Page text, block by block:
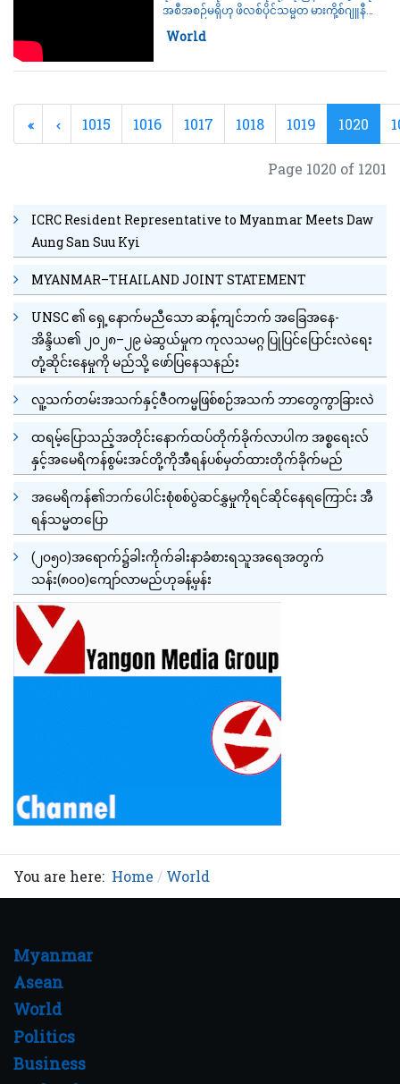
အစီအစဉ်မရှိဟု ဖိလစ်ပိုင်သမ္မတ မားကို့စ်ဂျူနီယာ
ပြော
Category:
World
1015 1016 1017 1018 1019 1020
Page 1020 of 1201
ICRC Resident Representative to Myanmar Meets Daw
Aung San Suu Kyi
MYANMAR–THAILAND JOINT STATEMENT
UNSC ၏ ရှေ့နောက်မညီသော ဆန့်ကျင်ဘက် အခြေအနေ-
အိန္ဒိယ၏ ၂၀၂၈–၂၉ မဲဆွယ်မှုက ကုလသမဂ္ဂ ပြုပြင်ပြောင်းလဲရေး
တုံ့ဆိုင်းနေမှုကို မည်သို့ ဖော်ပြနေသနည်း
လူ့သက်တမ်းအသက်နှင့်ဇီဝကမ္မဖြစ်စဉ်အသက် ဘာတွေကွာခြားလဲ
ထရမ့်ပြောသည့်အတိုင်းနောက်ထပ်တိုက်ခိုက်လာပါက အစ္စရေးလ်
နှင့်အမေရိကန်စွမ်းအင်တို့ကိုအီရန်ပစ်မှတ်ထားတိုက်ခိုက်မည်
အမေရိကန်၏ဘက်ပေါင်းစုံစစ်ပွဲဆင်နွှမှုကိုရင်ဆိုင်နေရကြောင်း အီ
ရန်သမ္မတပြော
(၂၀၅၀)အရောက်၌ခါးကိုက်ခါးနာခံစားရသူအရေအတွက်
သန်း(၈၀၀)ကျော်လာမည်ဟုခန့်မှန်း
You are here: Home World
Myanmar
Asean
World
Politics
Business